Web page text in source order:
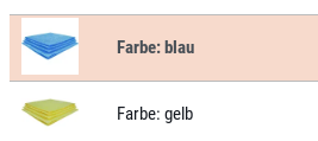
Farbe:blau
Farbe: gelb